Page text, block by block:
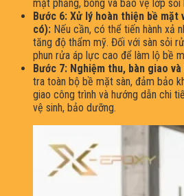
mặt phẳng, bóng và bảo vệ lớp sỏi
Bước 6: Xử lý hoàn thiện bề
có): Nếu cần, có thể tiến hành xả
tăng độ thẩm mỹ. Đối với sàn sỏi
phun rửa áp lực cao để làm lộ bề
Bước 7: Nghiệm thu, bàn giao
tra toàn bộ bề mặt sàn, đảm bảo
giao công trình và hướng dẫn chi
vệ sinh, bảo dưỡng.